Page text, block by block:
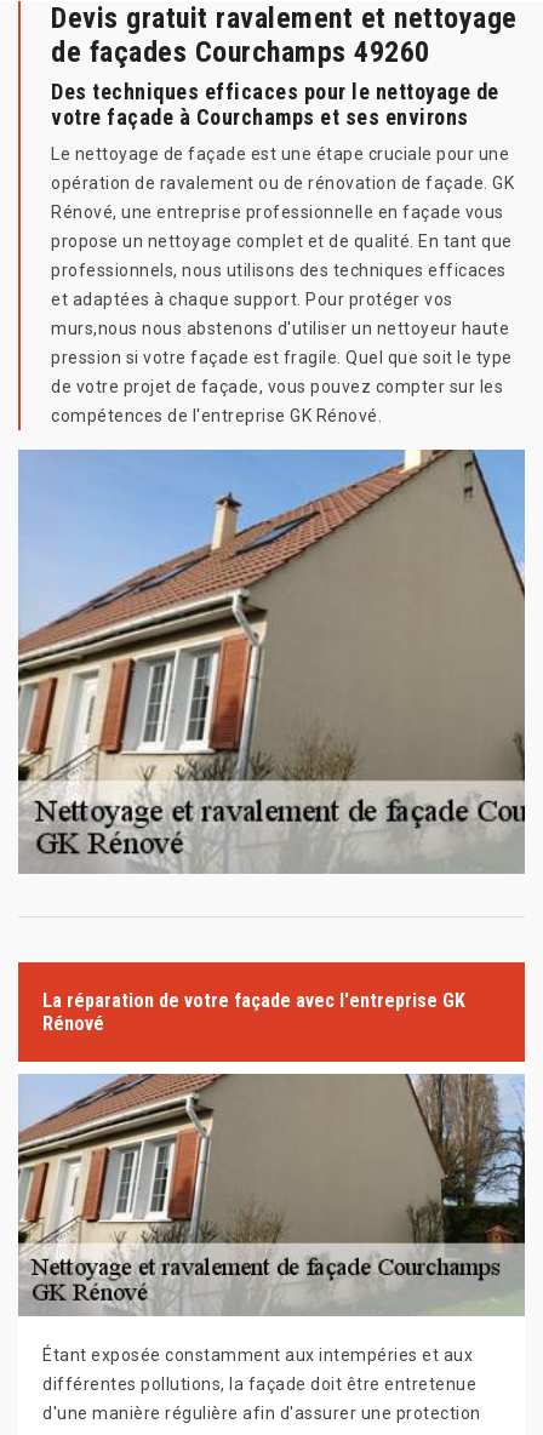
Devis gratuit ravalement et nettoyage
de façades Courchamps 49260
Des techniques efficaces pour le nettoyage de
votre façade à Courchamps et ses environs
Le nettoyage de façade est une étape cruciale pour une
opération de ravalement ou de rénovation de façade. GK
Rénové, une entreprise professionnelle en façade vous
propose un nettoyage complet et de qualité. En tant que
professionnels, nous utilisons des techniques efficaces
et adaptées à chaque support. Pour protéger vos
murs,nous nous abstenons d'utiliser un nettoyeur haute
pression si votre façade est fragile. Quel que soit le type
de votre projet de façade, vous pouvez compter sur les
compétences de l'entreprise GK Rénové.
La réparation de votre façade avec l'entreprise GK
Rénové
Étant exposée constamment aux intempéries et aux
différentes pollutions, la façade doit être entretenue
d'une manière régulière afin d'assurer une protection